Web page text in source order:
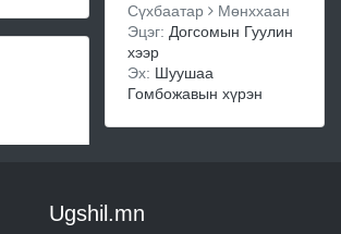
Сүхбаатар
Мөнххаан
Эцэг: Догсомын Гуулин
хээр
Эх: Шуушаа
Гомбожавын хүрэн
Ugshil.mn